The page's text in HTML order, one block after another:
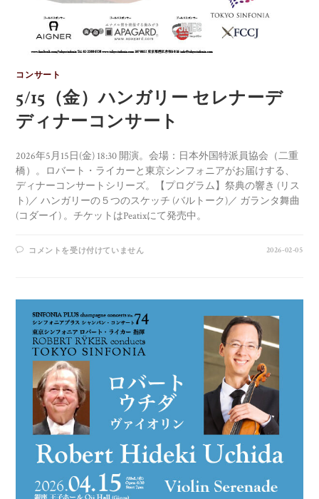
コンサート
5/15（金）ハンガリー セレナーデ
ディナーコンサート
2026年5月15日(金) 18:30 開演。会場：日本外国特派員協会（二重
橋）。ロバート・ライカーと東京シンフォニアがお届けする、
ディナーコンサートシリーズ。【プログラム】祭典の響き (リス
ト)／ ハンガリーの５つのスケッチ (バルトーク)／ ガランタ舞曲
(コダーイ) 。チケットはPeatixにて発売中。
コメントを受け付けていません 2026-02-05